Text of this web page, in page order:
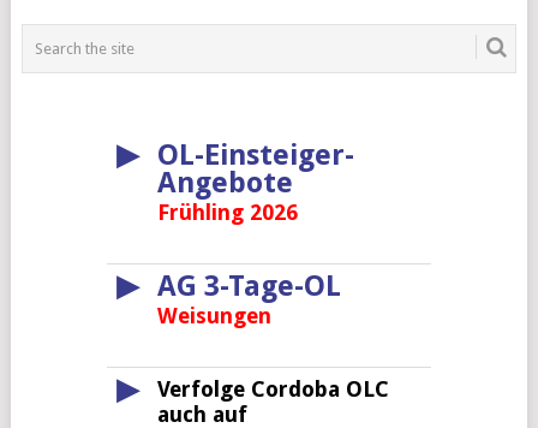
▶
OL-Einsteiger-
Angebote
Frühling 2026
▶ AG 3-Tage-OL
Weisungen
▶
Verfolge Cordoba OLC
auch auf